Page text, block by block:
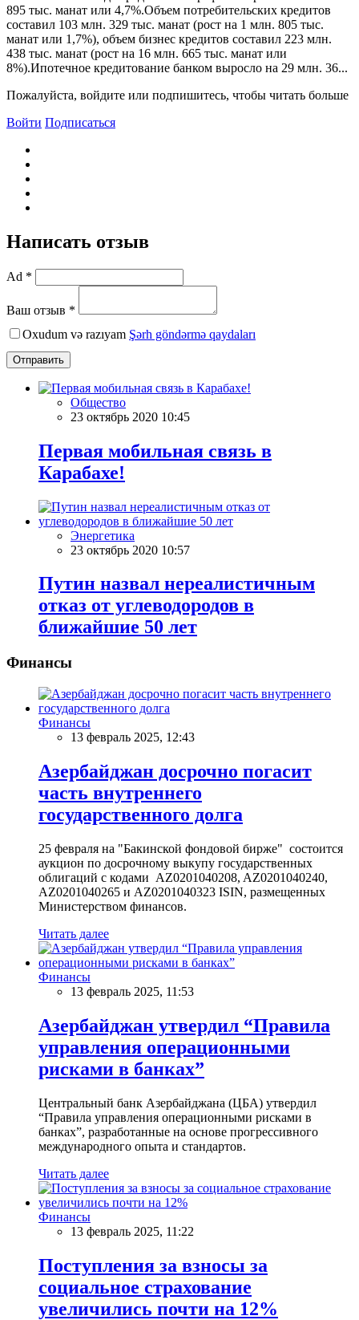
895 тыс. манат или 4,7%.Объем потребительских кредитов
составил 103 млн. 329 тыс. манат (рост на 1 млн. 805 тыс.
манат или 1,7%), объем бизнес кредитов составил 223 млн.
438 тыс. манат (рост на 16 млн. 665 тыс. манат или
8%).Ипотечное кредитование банком выросло на 29 млн. 36...
Пожалуйста, войдите или подпишитесь, чтобы читать больше
Войти Подписаться
Написать отзыв
Ad *
Ваш отзыв *
Oxudum və razıyam Şərh göndərmə qaydaları
Отправить
Общество
23 октябрь 2020 10:45
Первая мобильная связь в
Карабахе!
Энергетика
23 октябрь 2020 10:57
Путин назвал нереалистичным
отказ от углеводородов в
ближайшие 50 лет
Финансы
Финансы
13 февраль 2025, 12:43
Азербайджан досрочно погасит
часть внутреннего
государственного долга
25 февраля на "Бакинской фондовой бирже" состоится
аукцион по досрочному выкупу государственных
облигаций с кодами AZ0201040208, AZ0201040240,
AZ0201040265 и AZ0201040323 ISIN, размещенных
Министерством финансов.
Читать далее
Финансы
13 февраль 2025, 11:53
Азербайджан утвердил “Правила
управления операционными
рисками в банках”
Центральный банк Азербайджана (ЦБА) утвердил
“Правила управления операционными рисками в
банках”, разработанные на основе прогрессивного
международного опыта и стандартов.
Читать далее
Финансы
13 февраль 2025, 11:22
Поступления за взносы за
социальное страхование
увеличились почти на 12%